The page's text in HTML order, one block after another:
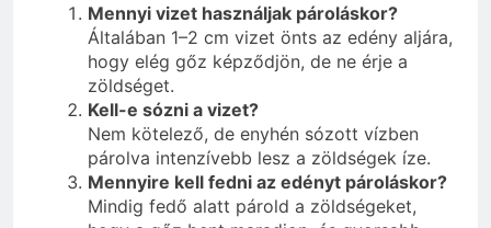
Mennyi vizet használjak pároláskor?
Általában 1–2 cm vizet önts az edény aljára,
hogy elég gőz képződjön, de ne érje a
zöldséget.
Kell-e sózni a vizet?
Nem kötelező, de enyhén sózott vízben
párolva intenzívebb lesz a zöldségek íze.
Mennyire kell fedni az edényt pároláskor?
Mindig fedő alatt párold a zöldségeket,